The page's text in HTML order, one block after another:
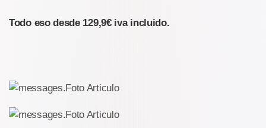
Todo eso desde 129,9€ iva incluido.